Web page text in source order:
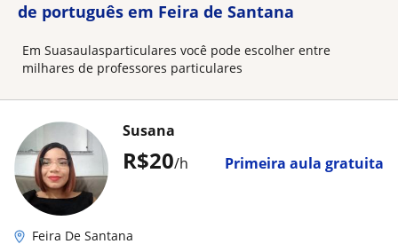
de português em Feira de Santana
Em Suasaulasparticulares você pode escolher entre
milhares de professores particulares
R$20/h Primeira aula gratuita
Susana
Feira De Santana